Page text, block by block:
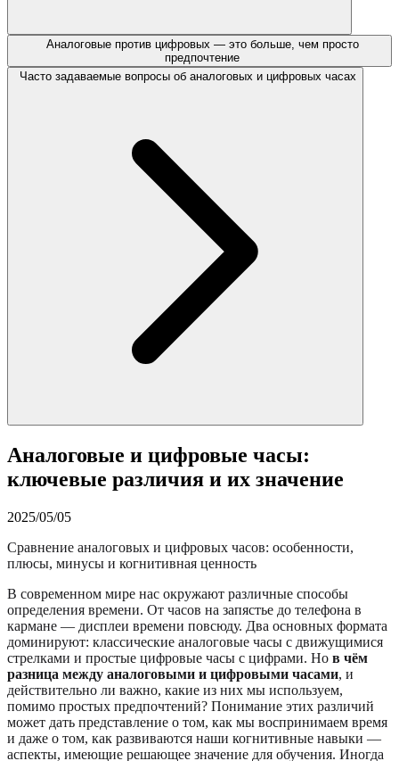
Аналоговые против цифровых — это больше, чем просто
предпочтение
Часто задаваемые вопросы об аналоговых и цифровых часах
Аналоговые и цифровые часы:
ключевые различия и их значение
2025/05/05
Сравнение аналоговых и цифровых часов: особенности,
плюсы, минусы и когнитивная ценность
В современном мире нас окружают различные способы
определения времени. От часов на запястье до телефона в
кармане — дисплеи времени повсюду. Два основных формата
доминируют: классические аналоговые часы с движущимися
стрелками и простые цифровые часы с цифрами. Но в чём
разница между аналоговыми и цифровыми часами, и
действительно ли важно, какие из них мы используем,
помимо простых предпочтений? Понимание этих различий
может дать представление о том, как мы воспринимаем время
и даже о том, как развиваются наши когнитивные навыки —
аспекты, имеющие решающее значение для обучения. Иногда